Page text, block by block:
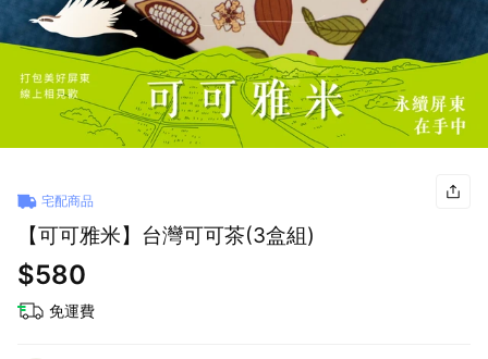
宅配商品
【可可雅米】台灣可可茶(3盒組)
$580
免運費